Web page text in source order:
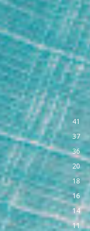
41
37
36
20
18
16
14
11